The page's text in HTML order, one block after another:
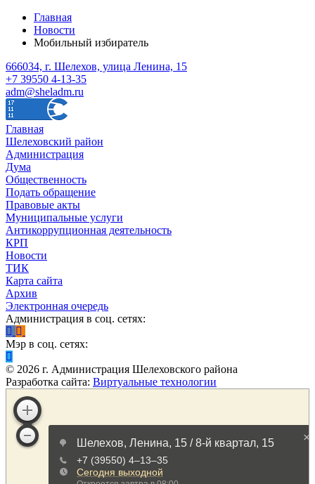
Главная
Новости
Мобильный избиратель
666034, г. Шелехов, улица Ленина, 15
+7 39550 4-13-35
adm@sheladm.ru
Главная
Шелеховский район
Администрация
Дума
Общественность
Подать обращение
Правовые акты
Муниципальные услуги
Антикоррупционная деятельность
КРП
Новости
ТИК
Карта сайта
Архив
Электронная очередь
Администрация в соц. сетях:
Мэр в соц. сетях:
© 2026 г. Администрация Шелеховского района
Разработка сайта: Виртуальные технологии